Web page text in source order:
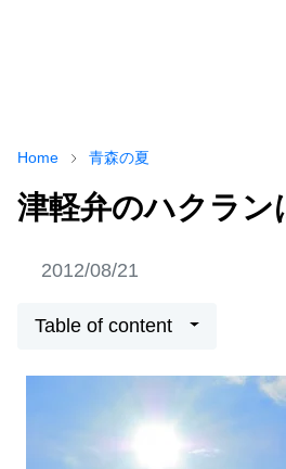
Home 青森の夏
津軽弁のハクラン
2012/08/21
Table of content